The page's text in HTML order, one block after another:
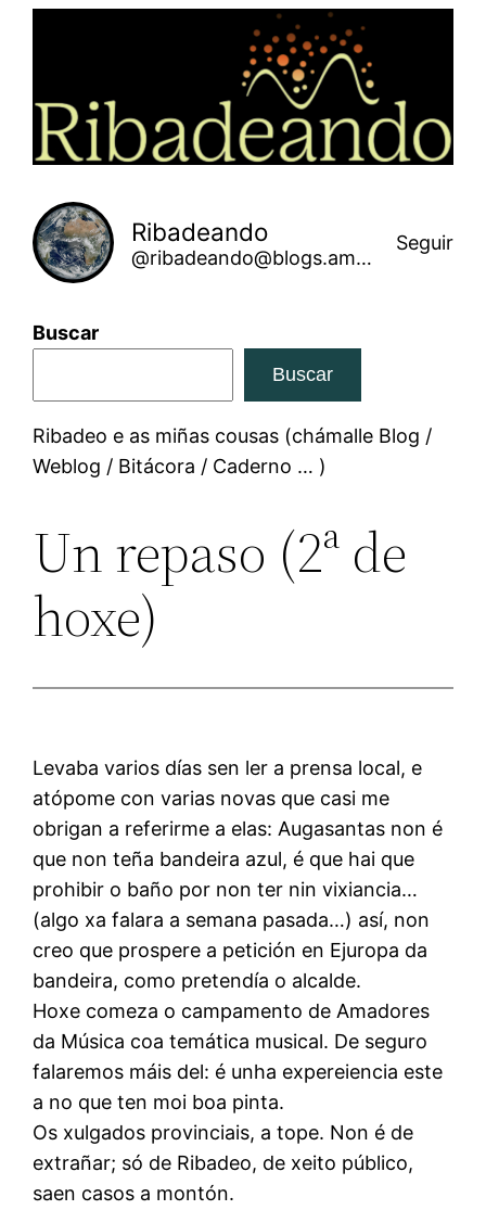
Ribadeando
@ribadeando@blogs.amarinha.gal
Seguir
Buscar
Buscar
Ribadeo e as miñas cousas (chámalle Blog /
Weblog / Bitácora / Caderno … )
Un repaso (2ª de
hoxe)
Levaba varios días sen ler a prensa local, e
atópome con varias novas que casi me
obrigan a referirme a elas: Augasantas non é
que non teña bandeira azul, é que hai que
prohibir o baño por non ter nin vixiancia…
(algo xa falara a semana pasada…) así, non
creo que prospere a petición en Ejuropa da
bandeira, como pretendía o alcalde.
Hoxe comeza o campamento de Amadores
da Música coa temática musical. De seguro
falaremos máis del: é unha expereiencia este
a no que ten moi boa pinta.
Os xulgados provinciais, a tope. Non é de
extrañar; só de Ribadeo, de xeito público,
saen casos a montón.